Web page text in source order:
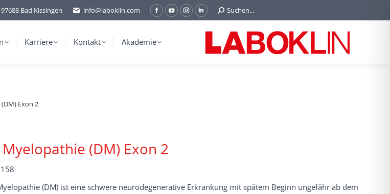
Bad Kissingen info@laboklin.com
Facebook
opens
YouTubeInstagram
Linkedin
page
in
Search:
Suchen...
Karriere Kontakt Akademie
Exon 2
(DM) Exon 2
(DM) ist eine schwere neurodegenerative Erkrankung mit spätem Beginn ungefähr ab dem